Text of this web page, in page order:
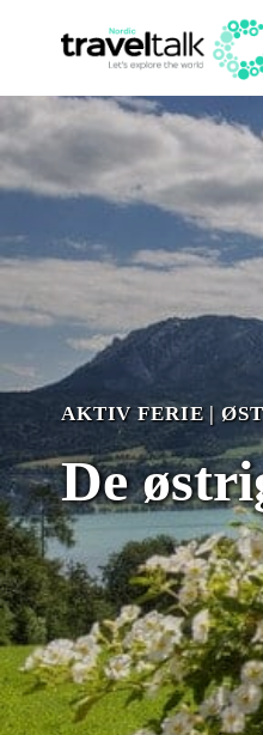
AKTIV FERIE|
De